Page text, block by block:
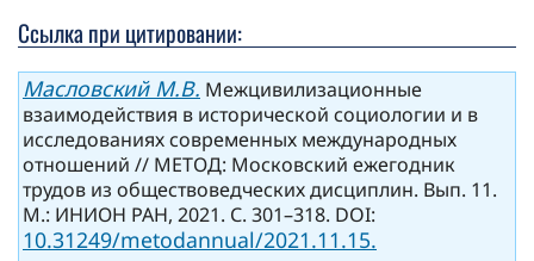
Ссылка при цитировании:
Масловский М.В. Межцивилизационные
взаимодействия в исторической социологии и в
исследованиях современных международных
отношений // МЕТОД: Московский ежегодник
трудов из обществоведческих дисциплин. Вып. 11.
М.: ИНИОН РАН, 2021. С. 301–318. DOI:
10.31249/metodannual/2021.11.15.